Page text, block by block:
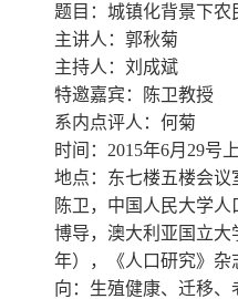
题目：城镇化背景下
主讲人：郭秋菊
主持人：刘成斌
特邀嘉宾：陈卫教授
系内点评人：何菊
时间：2015年6月29号
地点：东七楼五楼会议
陈卫，中国人民大学人
博导，澳大利亚国立大
年），《人口研究》
向：生殖健康、迁移、